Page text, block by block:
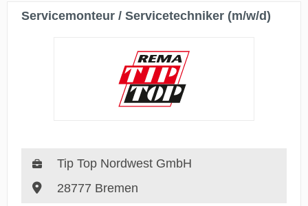
Servicemonteur / Servicetechniker (m/w/d)
Tip Top Nordwest GmbH
28777 Bremen